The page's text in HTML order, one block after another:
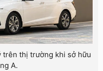
trên thị trường khi sở hữu
A.